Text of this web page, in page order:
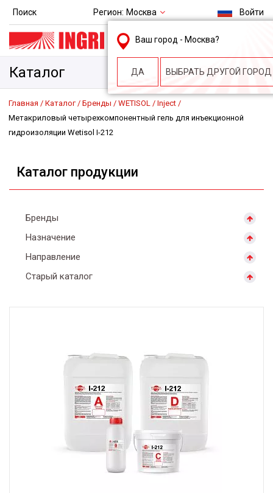
Поиск Регион: Москва
Ваш город - Москва?
ДА ВЫБРАТЬ ДРУГОЙ ГОРОД
Войти
msk@ingri.ru
пн. – пт.: 9.00-18.00
Каталог
Главная Каталог Бренды WETISOL
Inject
Метакриловый четырехкомпонентный гель для инъекционной
гидроизоляции Wetisol I-212
Каталог продукции
Бренды
Назначение
Направление
Старый каталог